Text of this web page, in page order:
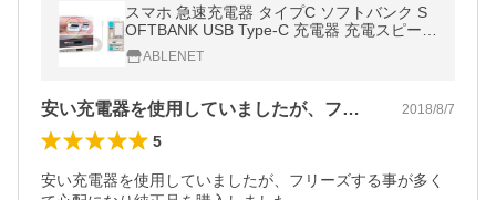
スマホ 急速充電器 タイプC ソフトバンク S
OFTBANK USB Type-C 充電器 充電スピード
1.5倍 ACアダプタ SB-AC19-TCPD
ABLENET
安い充電器を使用していましたが、フリー… 2018/8/7
5
安い充電器を使用していましたが、フリーズする事が多く